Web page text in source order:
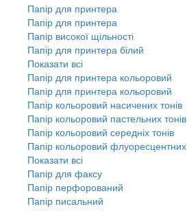
Папір для принтера
Папір для принтера
Папір високої щільності
Папір для принтера білий
Показати всі
Папір для принтера кольоровий
Папір для принтера кольоровий
Папір кольоровий насичених тонів
Папір кольоровий пастельних тонів
Папір кольоровий середніх тонів
Папір кольоровий флуоресцентних
Показати всі
Папір для факсу
Папір перфорований
Папір писальний